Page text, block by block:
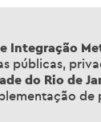
Integração
públicas,
do Rio de
de